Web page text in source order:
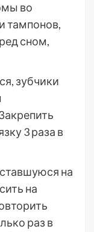
во
тампонов,
сном,
зубчики
3 раза в
на
на
раз в